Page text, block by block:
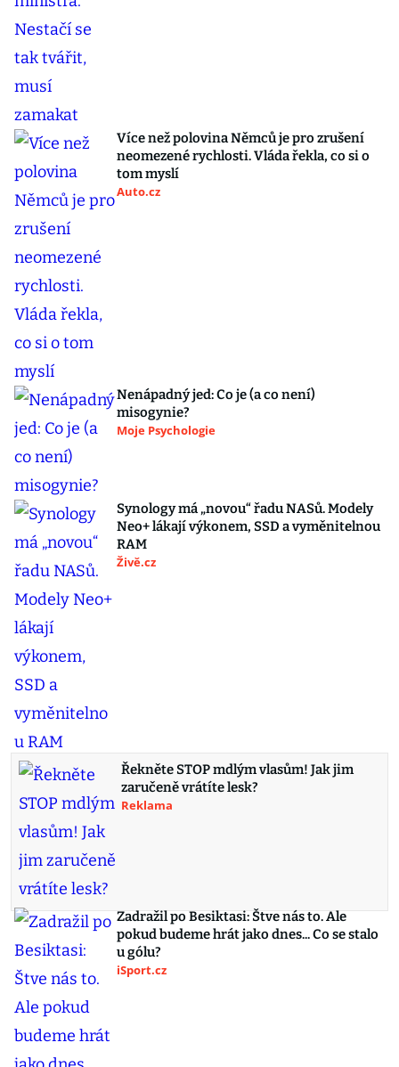
Více než polovina Němců je pro zrušení
neomezené rychlosti. Vláda řekla, co si o
tom myslí
Auto.cz
Nenápadný jed: Co je (a co není)
misogynie?
Moje Psychologie
Synology má „novou“ řadu NASů. Modely
Neo+ lákají výkonem, SSD a vyměnitelnou
RAM
Živě.cz
Řekněte STOP mdlým vlasům! Jak jim
zaručeně vrátíte lesk?
Reklama
Zadražil po Besiktasi: Štve nás to. Ale
pokud budeme hrát jako dnes... Co se stalo
u gólu?
iSport.cz